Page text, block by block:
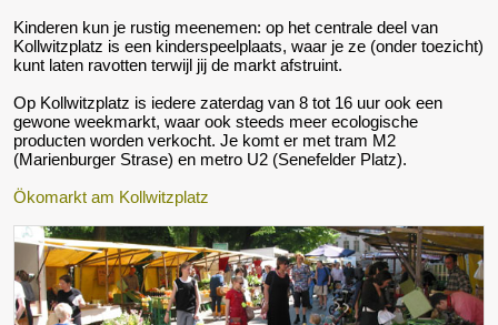
Kinderen kun je rustig meenemen: op het centrale deel van
Kollwitzplatz is een kinderspeelplaats, waar je ze (onder toezicht)
kunt laten ravotten terwijl jij de markt afstruint.
Op Kollwitzplatz is iedere zaterdag van 8 tot 16 uur ook een
gewone weekmarkt, waar ook steeds meer ecologische
producten worden verkocht. Je komt er met tram M2
(Marienburger Strase) en metro U2 (Senefelder Platz).
Ökomarkt am Kollwitzplatz